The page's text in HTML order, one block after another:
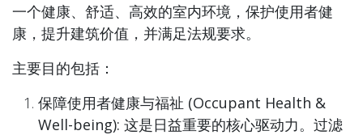
一个健康、舒适、高效的室内环境，保护使用者健
康，提升建筑价值，并满足法规要求。
主要目的包括：
保障使用者健康与福祉 (Occupant Health &
Well-being): 这是日益重要的核心驱动力。过滤